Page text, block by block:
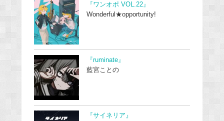
『ワンオポ VOL.22』
Wonderful★opportunity!
『ruminate』
藍宮ことの
『サイネリア』